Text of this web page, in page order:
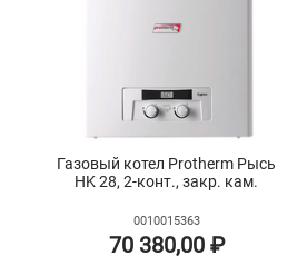
Газовый котел Protherm Рысь
HK 28, 2-конт., закр. кам.
0010015363
70 380,00 ₽